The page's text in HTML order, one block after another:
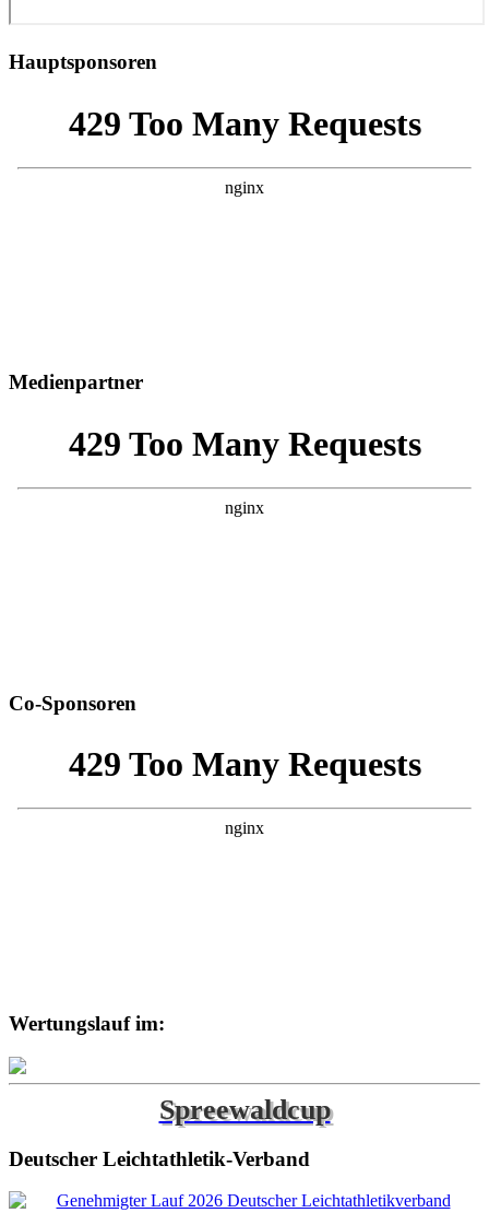
Hauptsponsoren
Medienpartner
Co-Sponsoren
Wertungslauf im:
Spreewaldcup
Deutscher Leichtathletik-Verband